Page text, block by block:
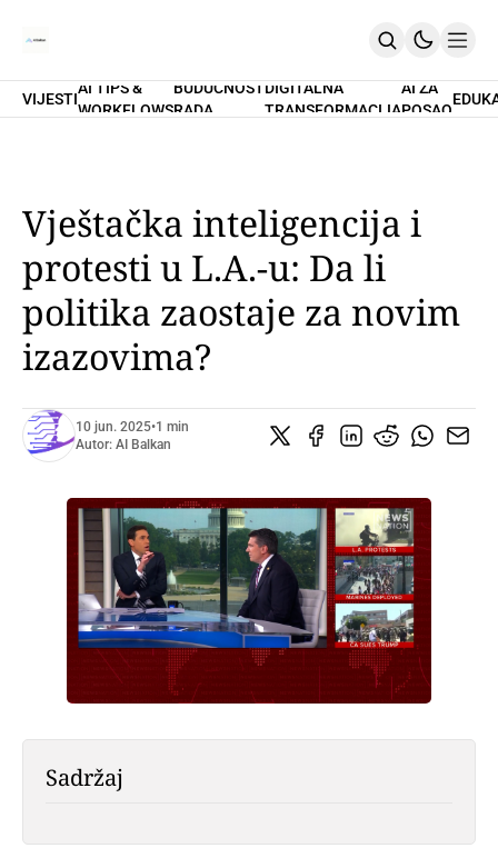
Home
PRETPLATI SE
VIJESTI
AI TIPS &
WORKFLOWS
BUDUĆNOST
RADA
DIGITALNA
TRANSFORMACIJA
AI ZA
POSAO
Vještačka inteligencija i
protesti u L.A.-u: Da li
politika zaostaje za novim
izazovima?
10 jun. 2025•1 min
Autor: AI Balkan
Sadržaj